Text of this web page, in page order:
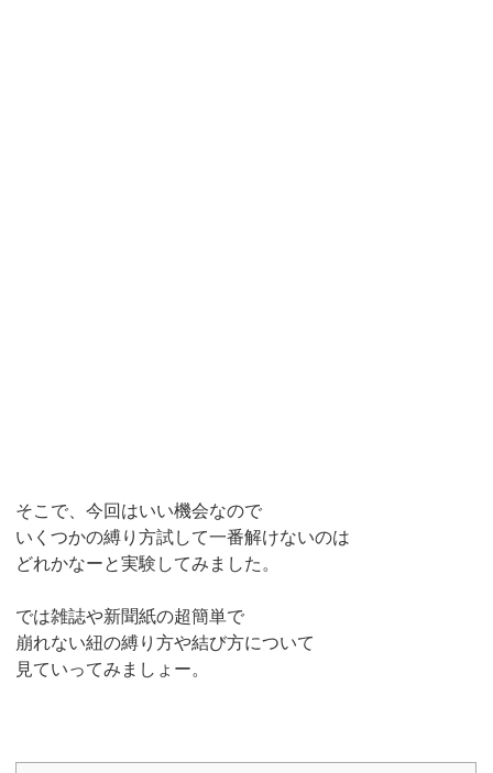
そこで、今回はいい機会なので
いくつかの縛り方試して一番解けないのは
どれかなーと実験してみました。
では雑誌や新聞紙の超簡単で
崩れない紐の縛り方や結び方について
見ていってみましょー。